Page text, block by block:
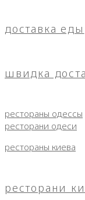
доставка еды
швидка
рестораны одессы
ресторани одеси
рестораны киева
ресторани